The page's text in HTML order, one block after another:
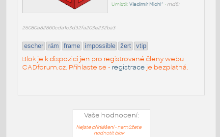
Umístil:Vladimír Michl^ • md5:
26080a82860cda1c3d32fa203e232ba3
escher rám frame impossible žert vtip
Blok je k dispozici jen pro registrované členy webu
CADforum.cz. Přihlaste se - registrace je bezplatná.
Vaše hodnocení:
Nejste přihlášeni - nemůžete
hodnotit blok